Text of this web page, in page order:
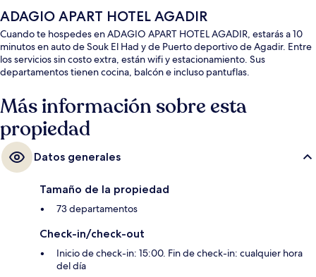
ADAGIO APART HOTEL AGADIR
Cuando te hospedes en ADAGIO APART HOTEL AGADIR, estarás a 10
minutos en auto de Souk El Had y de Puerto deportivo de Agadir. Entre
los servicios sin costo extra, están wifi y estacionamiento. Sus
departamentos tienen cocina, balcón e incluso pantuflas.
Más información sobre esta
propiedad
Datos generales
Tamaño de la propiedad
73 departamentos
Check-in/check-out
Inicio de check-in: 15:00. Fin de check-in: cualquier hora
del día